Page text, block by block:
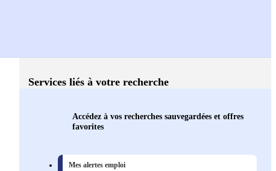
Services liés à votre recherche
Accédez à vos recherches sauvegardées et offres
favorites
Mes alertes emploi